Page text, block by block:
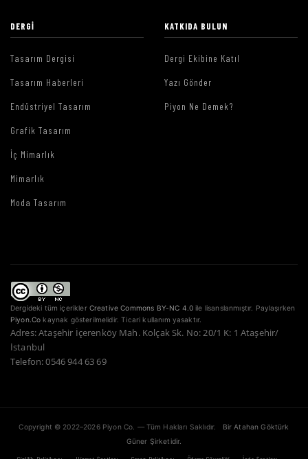
DERGI
Tasarım Dergisi
Tasarım Haberleri
Endüstriyel Tasarım
Grafik Tasarım
İç Mimarlık
Mimarlık
Moda Tasarım
KATKIDA BULUN
Dergi Ekibine Katıl
Yazı Gönder
Piyon Ne Demek?
Dergideki tüm içerikler Creative Commons BY-NC 4.0 ile lisanslanmıştır. Paylaşırken
Piyon.Co kaynak gösterilmelidir. Ticari kullanım yasaktır.
Adres: Ataşehir İçerenköy Mah. Kolçak Sk. No: 20/1 K: 1 Ataşehir/
İstanbul
Telefon: 0546 944 63 69
Copyright © 2022–2026 Piyon Co. — Tüm Hakları Saklıdır.
Bir Atahan Göktürk
Güner Şirketidir.